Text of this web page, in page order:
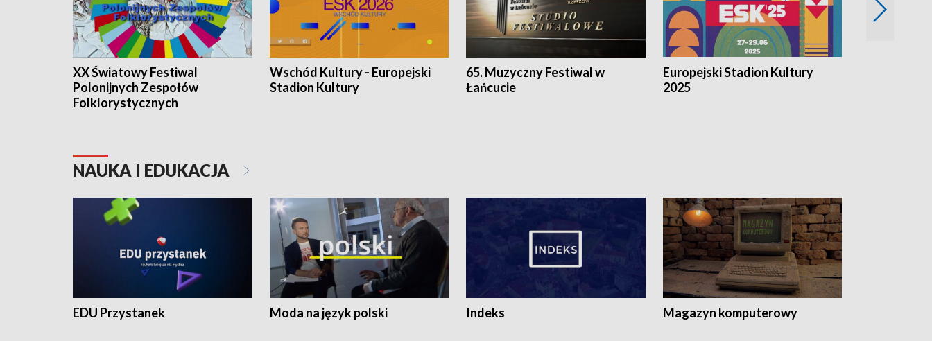
XX Światowy Festiwal
Polonijnych Zespołów
Folklorystycznych
Wschód Kultury - Europejski
Stadion Kultury
65. Muzyczny Festiwal w
Łańcucie
Europejski Stadion Kultury
2025
NAUKA I EDUKACJA
EDU Przystanek Moda na język polski Indeks Magazyn komputerowy